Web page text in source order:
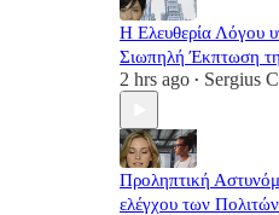
Η Ελευθερία Λόγου
Σιωπηλή Έκπτωση
2 hrs ago • Sergius
Προληπτική
ελέγχου των